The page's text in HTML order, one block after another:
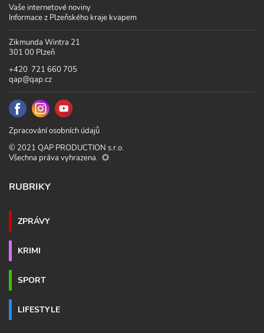
Vaše internetové noviny
Informace z Plzeňského kraje kvapem
Zikmunda Wintra 21
301 00 Plzeň
+420 721 660 705
qap@qap.cz
Zpracování osobních údajů
© 2021 QAP PRODUCTION s.r.o.
Všechna práva vyhrazena.
RUBRIKY
ZPRÁVY
KRIMI
SPORT
LIFESTYLE